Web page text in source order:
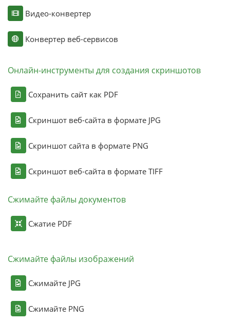
Видео-конвертер
Конвертер веб-сервисов
Онлайн-инструменты для создания скриншотов
Сохранить сайт как PDF
Скриншот веб-сайта в формате JPG
Скриншот сайта в формате PNG
Скриншот веб-сайта в формате TIFF
Сжимайте файлы документов
Сжатие PDF
Сжимайте файлы изображений
Сжимайте JPG
Сжимайте PNG